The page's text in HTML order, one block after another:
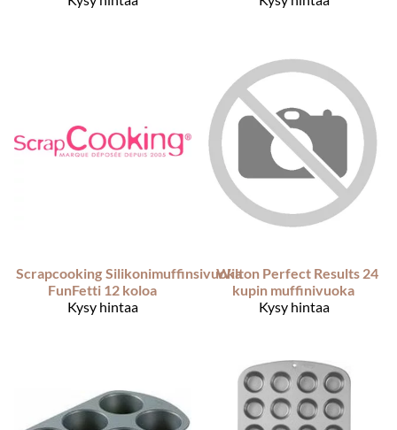
Scrapcooking Silikonimuffinsivuoka
FunFetti 12 koloa
Kysy hintaa
Wilton Perfect Results 24
kupin muffinivuoka
Kysy hintaa